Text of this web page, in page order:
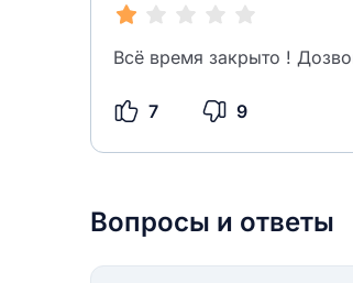
Всё время закрыто !
7 9
Вопросы и ответы